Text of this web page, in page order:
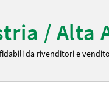
/ Alta
da rivenditori e